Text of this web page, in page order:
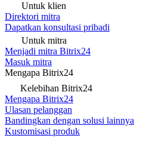
Untuk klien
Direktori mitra
Dapatkan konsultasi pribadi
Untuk mitra
Menjadi mitra Bitrix24
Masuk mitra
Mengapa Bitrix24
Kelebihan Bitrix24
Mengapa Bitrix24
Ulasan pelanggan
Bandingkan dengan solusi lainnya
Kustomisasi produk